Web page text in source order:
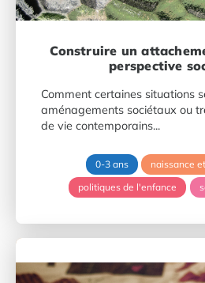
Construire un
perspective
Comment certaines situations
aménagements sociétaux ou
de vie contemporains...
0-3 ans
naissance
politiques de l'enfance